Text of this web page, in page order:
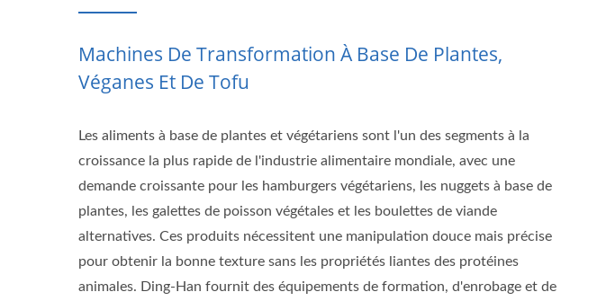
Machines De Transformation À Base De Plantes,
Véganes Et De Tofu
Les aliments à base de plantes et végétariens sont l'un des segments à la
croissance la plus rapide de l'industrie alimentaire mondiale, avec une
demande croissante pour les hamburgers végétariens, les nuggets à base de
plantes, les galettes de poisson végétales et les boulettes de viande
alternatives. Ces produits nécessitent une manipulation douce mais précise
pour obtenir la bonne texture sans les propriétés liantes des protéines
animales. Ding-Han fournit des équipements de formation, d'enrobage et de